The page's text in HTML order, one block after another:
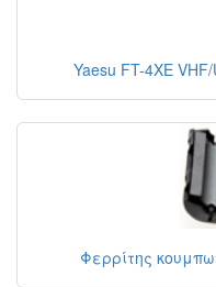
Yaesu FT-4XE
Φερρίτης